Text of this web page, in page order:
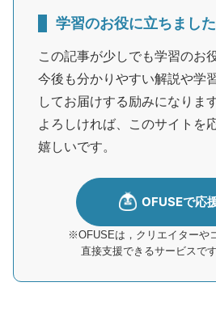
学習のお役に立ちまし
この記事が少しでも学習のお
今後も分かりやすい解説や学
してお届けする励みになります
よろしければ、このサイトを
嬉しいです。
※OFUSEは，クリエイターや
直接支援できるサービスです